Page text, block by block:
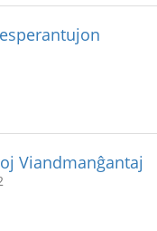
Viandmanĝantaj